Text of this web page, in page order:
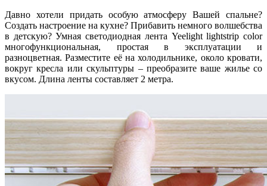
Давно хотели придать особую атмосферу Вашей спальне?
Создать настроение на кухне? Прибавить немного волшебства
в детскую? Умная светодиодная лента Yeelight lightstrip color
многофункциональная, простая в эксплуатации и
разноцветная. Разместите её на холодильнике, около кровати,
вокруг кресла или скульптуры – преобразите ваше жилье со
вкусом. Длина ленты составляет 2 метра.